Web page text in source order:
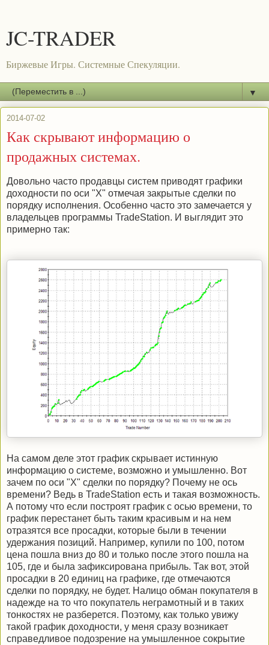
JC-TRADER
Биржевые Игры. Системные Спекуляции.
▼
2014-07-02
Как скрывают информацию о
продажных системах.
Довольно часто продавцы систем приводят графики
доходности по оси "Х" отмечая закрытые сделки по
порядку исполнения. Особенно часто это замечается у
владельцев программы TradeStation. И выглядит это
примерно так:
На самом деле этот график скрывает истинную
информацию о системе, возможно и умышленно. Вот
зачем по оси "Х" сделки по порядку? Почему не ось
времени? Ведь в TradeStation есть и такая возможность.
А потому что если построят график с осью времени, то
график перестанет быть таким красивым и на нем
отразятся все просадки, которые были в течении
удержания позиций. Например, купили по 100, потом
цена пошла вниз до 80 и только после этого пошла на
105, где и была зафиксирована прибыль. Так вот, этой
просадки в 20 единиц на графике, где отмечаются
сделки по порядку, не будет. Налицо обман покупателя в
надежде на то что покупатель неграмотный и в таких
тонкостях не разберется. Поэтому, как только увижу
такой график доходности, у меня сразу возникает
справедливое подозрение на умышленное сокрытие